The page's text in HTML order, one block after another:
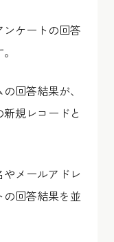
ケートの回答
回答結果が、
規レコードと
メールアドレ
回答結果を並